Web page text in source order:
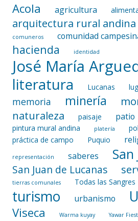
Acola agricultura
arquitectura rural andina
comuneros
comunidad
hacienda identidad
José María
literatura Lucanas
memoria minería
naturaleza paisaje patio
pintura mural andina platería
práctica de campo
Puquio
representación saberes San
San Juan de Lucanas
tierras comunales
Todas las Sangres
turismo urbanismo
Viseca Warma kuyay Yawar